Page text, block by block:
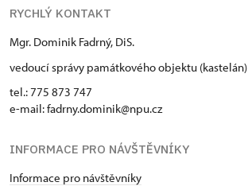
RYCHLÝ KONTAKT
Mgr. Dominik Fadrný, DiS.
vedoucí správy památkového objektu (kastelán)
tel.: 775 873 747
e-mail: fadrny.dominik@npu.cz
INFORMACE PRO NÁVŠTĚVNÍKY
Informace pro návštěvníky